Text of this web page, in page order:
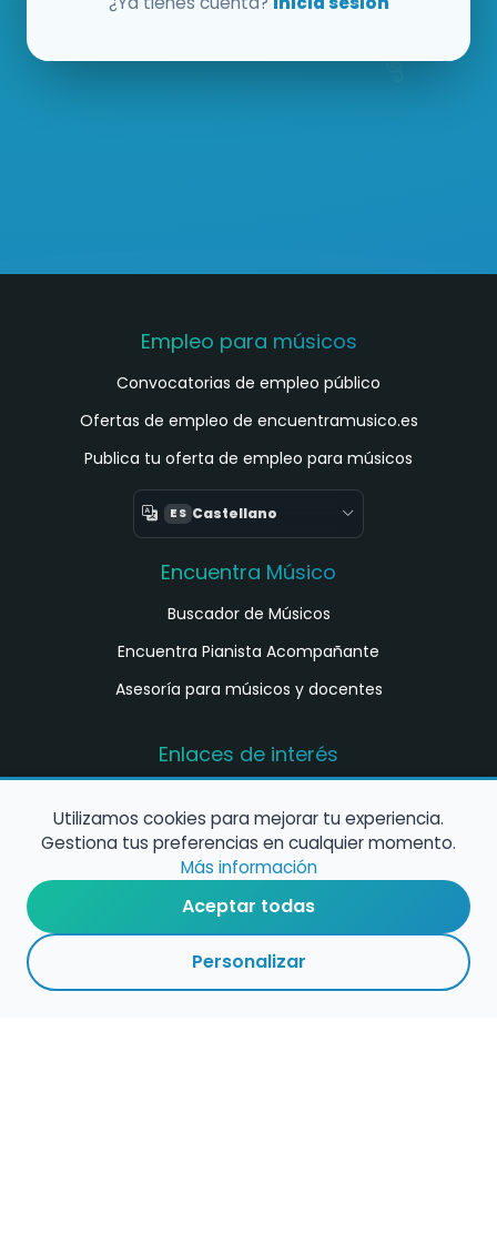
Empleo para músicos
Convocatorias de empleo público
Ofertas de empleo de encuentramusico.es
Publica tu oferta de empleo para músicos
ES Castellano
Encuentra Músico
Buscador de Músicos
Encuentra Pianista Acompañante
Asesoría para músicos y docentes
Enlaces de interés
música en España
Configura alertas de empleo
Contacta con nosotros
Utilizamos cookies para mejorar tu experiencia.
Gestiona tus preferencias en cualquier momento.
Más información
Aceptar todas
Personalizar